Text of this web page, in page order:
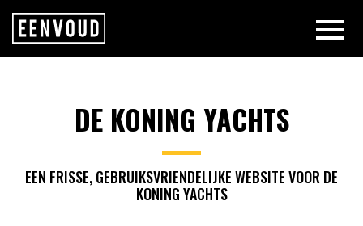
DE KONING YACHTS | EENVOUD
DE KONING YACHTS
EEN FRISSE, GEBRUIKSVRIENDELIJKE WEBSITE VOOR DE
KONING YACHTS